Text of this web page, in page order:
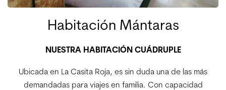
Habitación Mántaras
NUESTRA HABITACIÓN CUÁDRUPLE
Ubicada en La Casita Roja, es sin duda una de las más
demandadas para viajes en familia. Con capacidad